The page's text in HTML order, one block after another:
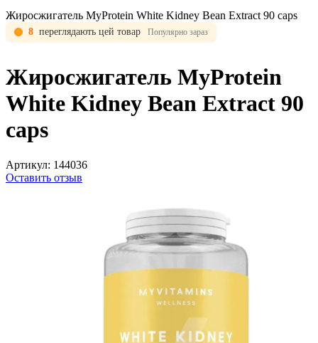
Жиросжигатель MyProtein White Kidney Bean Extract 90 caps
8 переглядають цей товар Популярно зараз
Жиросжигатель MyProtein
White Kidney Bean Extract 90
caps
Артикул: 144036
Оставить отзыв